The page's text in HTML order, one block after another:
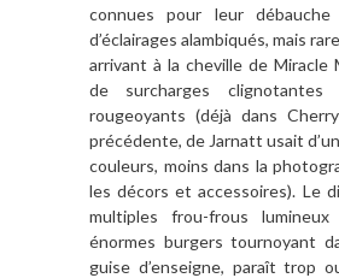
connues pour leur
d’éclairages alambiqués, mais
arrivant à la cheville de Miracle
de surcharges
rougeoyants (déjà dans
précédente, de Jarnatt usait
couleurs, moins dans la
les décors et accessoires). Le
multiples frou-frous
énormes burgers tournoyant
guise d’enseigne, paraît trop